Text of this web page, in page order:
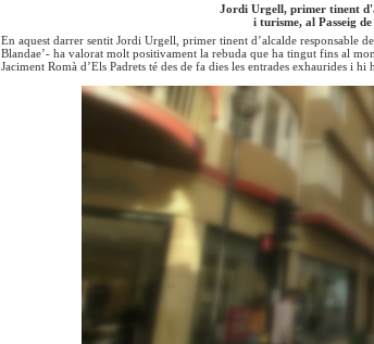
Jordi Urgell, primer tinent
i turisme, al Passeig
En aquest darrer sentit Jordi Urgell, primer tinent d’alcalde responsable
Blandae’- ha valorat molt positivament la rebuda que ha tingut fins al
Jaciment Romà d’Els Padrets té des de fa dies les entrades exhaurides i hi